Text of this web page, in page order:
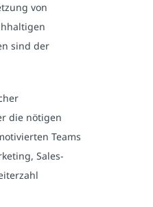
von
sind der
die nötigen
Teams
Sales-